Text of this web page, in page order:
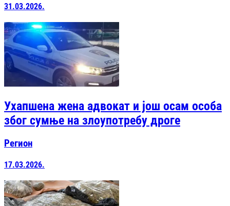
31.03.2026.
Ухапшена жена адвокат и још осам особа
због сумње на злоупотребу дроге
Регион
17.03.2026.